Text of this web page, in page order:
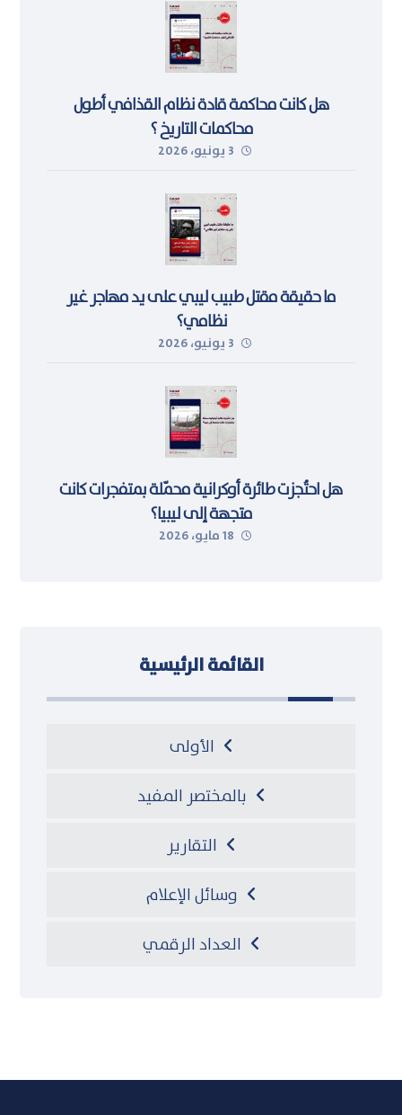
هل كانت محاكمة قادة نظام القذافي أطول
محاكمات التاريخ ؟
3 يونيو، 2026
ما حقيقة مقتل طبيب ليبي على يد مهاجر غير
نظامي؟
3 يونيو، 2026
هل احتُجزت طائرة أوكرانية محمّلة بمتفجرات كانت
متجهة إلى ليبيا؟
18 مايو، 2026
القائمة الرئيسية
الأولى
بالمختصر المفيد
التقارير
وسائل الإعلام
العداد الرقمي